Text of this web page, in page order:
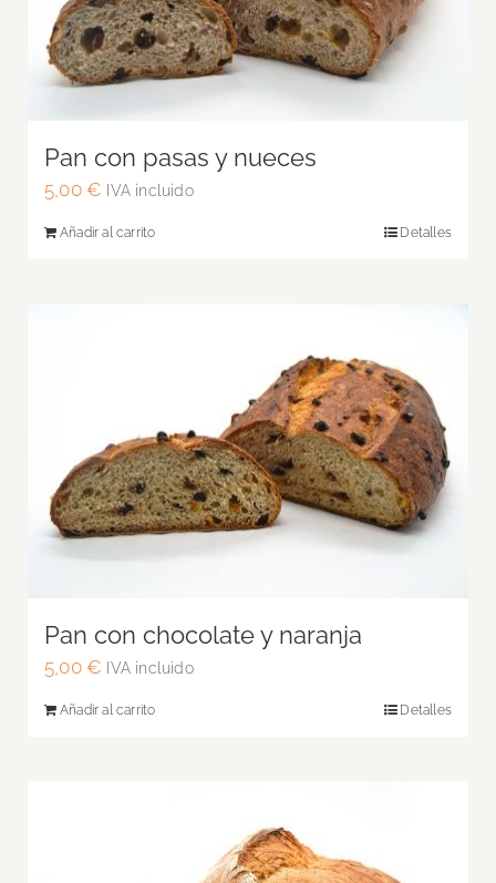
Pan con pasas y nueces
5,00 € IVA incluido
Añadir al carrito Detalles
Pan con chocolate y naranja
5,00 € IVA incluido
Añadir al carrito Detalles